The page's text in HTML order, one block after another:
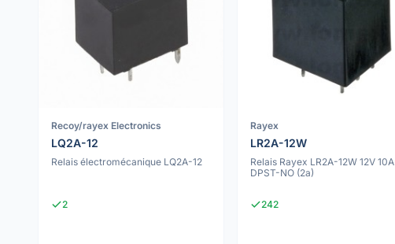
Recoy/rayex Electronics
LQ2A-12
Relais électromécanique LQ2A-12
2
Rayex
LR2A-12W
Relais Rayex LR2A-12W 12V 10A
DPST-NO (2a)
242